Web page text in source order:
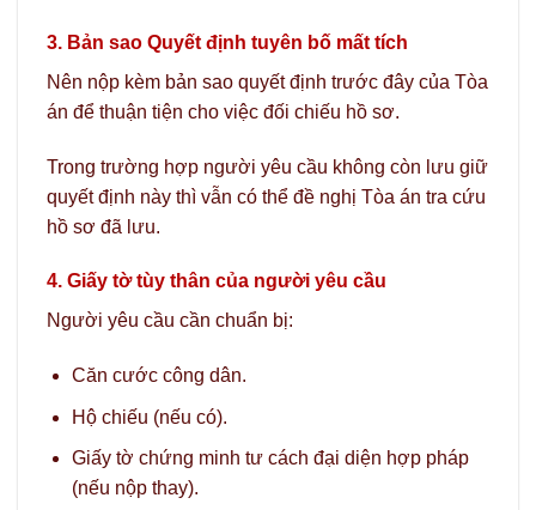
3. Bản sao Quyết định tuyên bố mất tích
Nên nộp kèm bản sao quyết định trước đây của Tòa
án để thuận tiện cho việc đối chiếu hồ sơ.
Trong trường hợp người yêu cầu không còn lưu giữ
quyết định này thì vẫn có thể đề nghị Tòa án tra cứu
hồ sơ đã lưu.
4. Giấy tờ tùy thân của người yêu cầu
Người yêu cầu cần chuẩn bị:
Căn cước công dân.
Hộ chiếu (nếu có).
Giấy tờ chứng minh tư cách đại diện hợp pháp
(nếu nộp thay).